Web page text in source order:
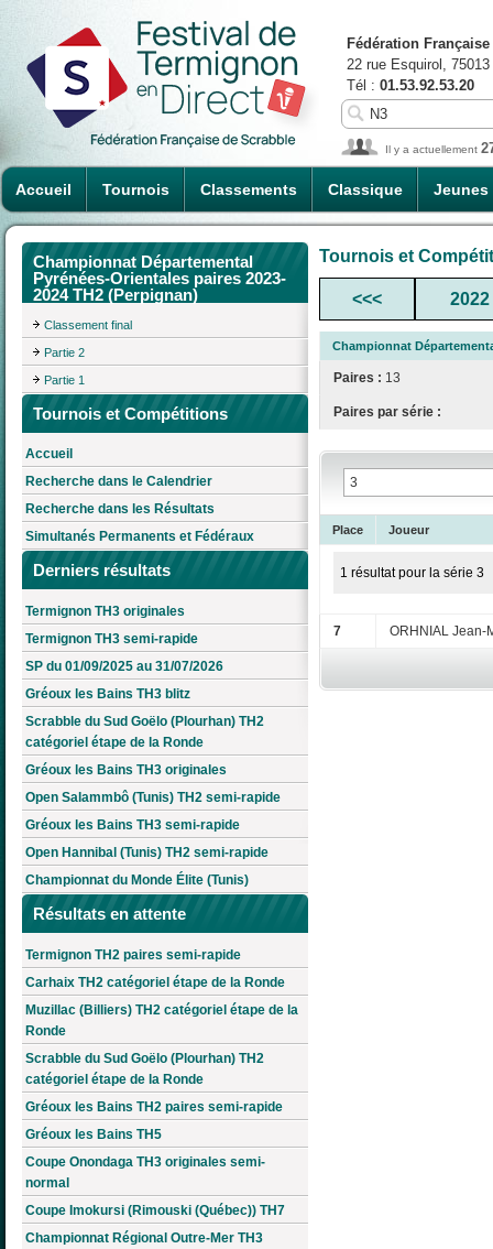
Accueil Tournois Classements Classique Jeunes
Fédération
22 rue Esquirol,
Tél : 01.53.92.53.20
Il y a actuellement
Championnat Départemental
Pyrénées-Orientales paires 2023-
2024 TH2 (Perpignan)
Classement final
Partie 2
Partie 1
Tournois et Compétitions
Accueil
Recherche dans le Calendrier
Recherche dans les Résultats
Simultanés Permanents et Fédéraux
Derniers résultats
Termignon TH3 originales
Termignon TH3 semi-rapide
SP du 01/09/2025 au 31/07/2026
Gréoux les Bains TH3 blitz
Scrabble du Sud Goëlo (Plourhan) TH2
catégoriel étape de la Ronde
Gréoux les Bains TH3 originales
Open Salammbô (Tunis) TH2 semi-rapide
Gréoux les Bains TH3 semi-rapide
Open Hannibal (Tunis) TH2 semi-rapide
Championnat du Monde Élite (Tunis)
Résultats en attente
Termignon TH2 paires semi-rapide
Carhaix TH2 catégoriel étape de la Ronde
Muzillac (Billiers) TH2 catégoriel étape de la
Ronde
Scrabble du Sud Goëlo (Plourhan) TH2
catégoriel étape de la Ronde
Gréoux les Bains TH2 paires semi-rapide
Gréoux les Bains TH5
Coupe Onondaga TH3 originales semi-
normal
Coupe Imokursi (Rimouski (Québec)) TH7
Championnat Régional Outre-Mer TH3
Tournois et
<<< 2022
Championnat
Paires : 13
Paires par série :
Place Joueur
1 résultat pour la série 3
7 ORHNIAL Jean-